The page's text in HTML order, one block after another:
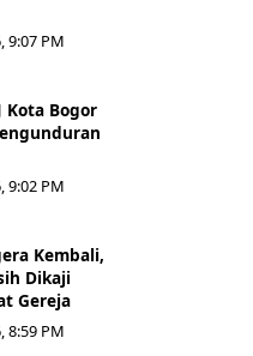
9:07 PM
Kota Bogor
9:02 PM
Kembali,
Dikaji
Gereja
8:59 PM